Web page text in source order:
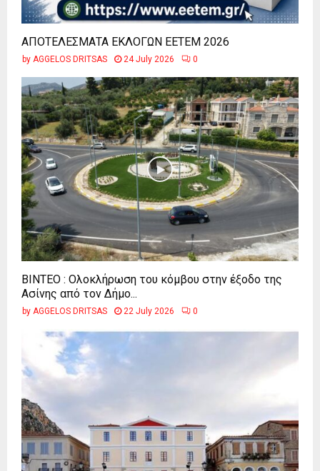
ΑΠΟΤΕΛΕΣΜΑΤΑ ΕΚΛΟΓΩΝ ΕΕΤΕΜ 2026
by AGGELOS DRITSAS 24 July 2026 0
ΒΙΝΤΕΟ : Ολοκλήρωση του κόμβου στην έξοδο της
Ασίνης από τον Δήμο...
by AGGELOS DRITSAS 22 July 2026 0